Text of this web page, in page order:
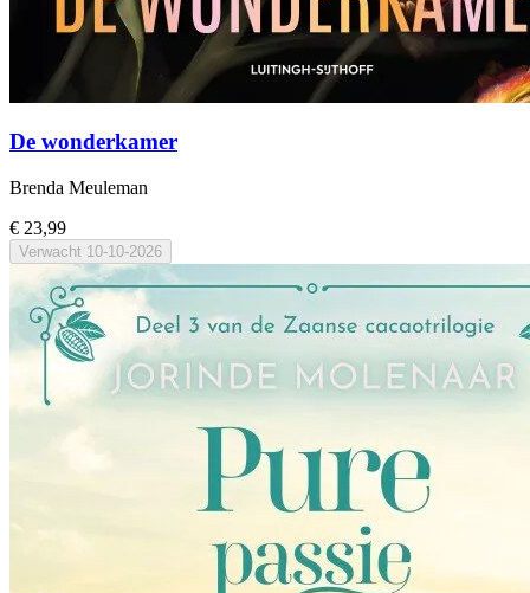
De wonderkamer
Brenda Meuleman
€ 23,99
Verwacht 10-10-2026